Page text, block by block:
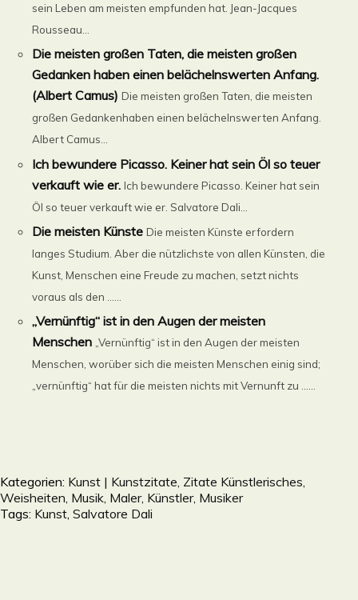
sein Leben am meisten empfunden hat. Jean-Jacques
Rousseau...
Die meisten großen Taten, die meisten großen
Gedanken haben einen belächelnswerten Anfang.
(Albert Camus) Die meisten großen Taten, die meisten
großen Gedankenhaben einen belächelnswerten Anfang.
Albert Camus...
Ich bewundere Picasso. Keiner hat sein Öl so teuer
verkauft wie er. Ich bewundere Picasso. Keiner hat sein
Öl so teuer verkauft wie er. Salvatore Dali...
Die meisten Künste Die meisten Künste erfordern
langes Studium. Aber die nützlichste von allen Künsten, die
Kunst, Menschen eine Freude zu machen, setzt nichts
voraus als den ......
„Vernünftig“ ist in den Augen der meisten
Menschen „Vernünftig“ ist in den Augen der meisten
Menschen, worüber sich die meisten Menschen einig sind;
„vernünftig“ hat für die meisten nichts mit Vernunft zu ......
Kategorien: Kunst | Kunstzitate, Zitate Künstlerisches,
Weisheiten, Musik, Maler, Künstler, Musiker
Tags: Kunst Salvatore Dali